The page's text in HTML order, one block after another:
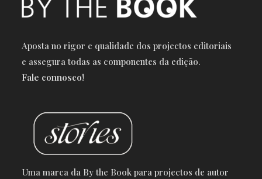
Aposta no rigor e qualidade dos projectos editoriais
e assegura todas as componentes da edição.
Fale connosco!
Uma marca da By the Book para projectos de autor